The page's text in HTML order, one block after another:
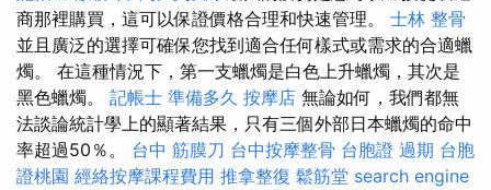
商那裡購買，這可以保證價格合理和快速管理。 士林 整骨
並且廣泛的選擇可確保您找到適合任何樣式或需求的合適蠟
燭。 在這種情況下，第一支蠟燭是白色上升蠟燭，其次是
黑色蠟燭。 記帳士 準備多久 按摩店 無論如何，我們都無
法談論統計學上的顯著結果，只有三個外部日本蠟燭的命中
率超過50％。 台中 筋膜刀 台中按摩整骨 台胞證 過期 台胞
證桃園 經絡按摩課程費用 推拿整復 鬆筋堂 search engine